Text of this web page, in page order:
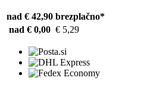
nad € 42,90 brezplačno*
nad € 0,00 € 5,29